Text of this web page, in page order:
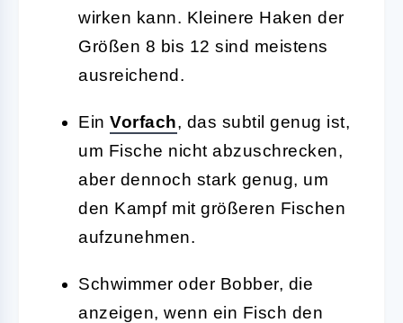
wirken kann. Kleinere Haken der
Größen 8 bis 12 sind meistens
ausreichend.
Ein Vorfach, das subtil genug ist,
um Fische nicht abzuschrecken,
aber dennoch stark genug, um
den Kampf mit größeren Fischen
aufzunehmen.
Schwimmer oder Bobber, die
anzeigen, wenn ein Fisch den